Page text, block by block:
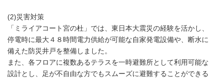
(2)災害対策
「ミライアコート宮の杜」では、東日本大震災の経験を活かし、
停電時に最大４８時間電力供給が可能な自家発電設備や、断水に
備えた防災井戸を整備しました。
また、各フロアに複数あるテラスを一時避難所として利用可能な
設計とし、足が不自由な方でもスムーズに避難することができる